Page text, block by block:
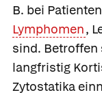
B. bei
Lymphomen,
sind. Betroffen
langfristig
Zytostatika